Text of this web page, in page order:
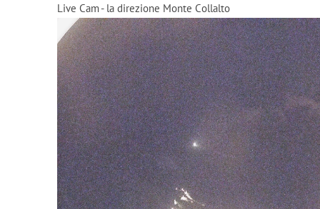
Live Cam - la direzione Monte Collalto